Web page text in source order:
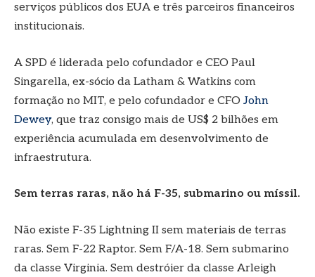
serviços públicos dos EUA e três parceiros financeiros
institucionais.
A SPD é liderada pelo cofundador e CEO Paul
Singarella, ex-sócio da Latham & Watkins com
formação no MIT, e pelo cofundador e CFO John
Dewey, que traz consigo mais de US$ 2 bilhões em
experiência acumulada em desenvolvimento de
infraestrutura.
Sem terras raras, não há F-35, submarino ou míssil.
Não existe F-35 Lightning II sem materiais de terras
raras. Sem F-22 Raptor. Sem F/A-18. Sem submarino
da classe Virginia. Sem destróier da classe Arleigh